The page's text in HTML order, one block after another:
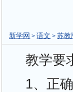
新学网 >语文 > 苏教
教学要
1、正